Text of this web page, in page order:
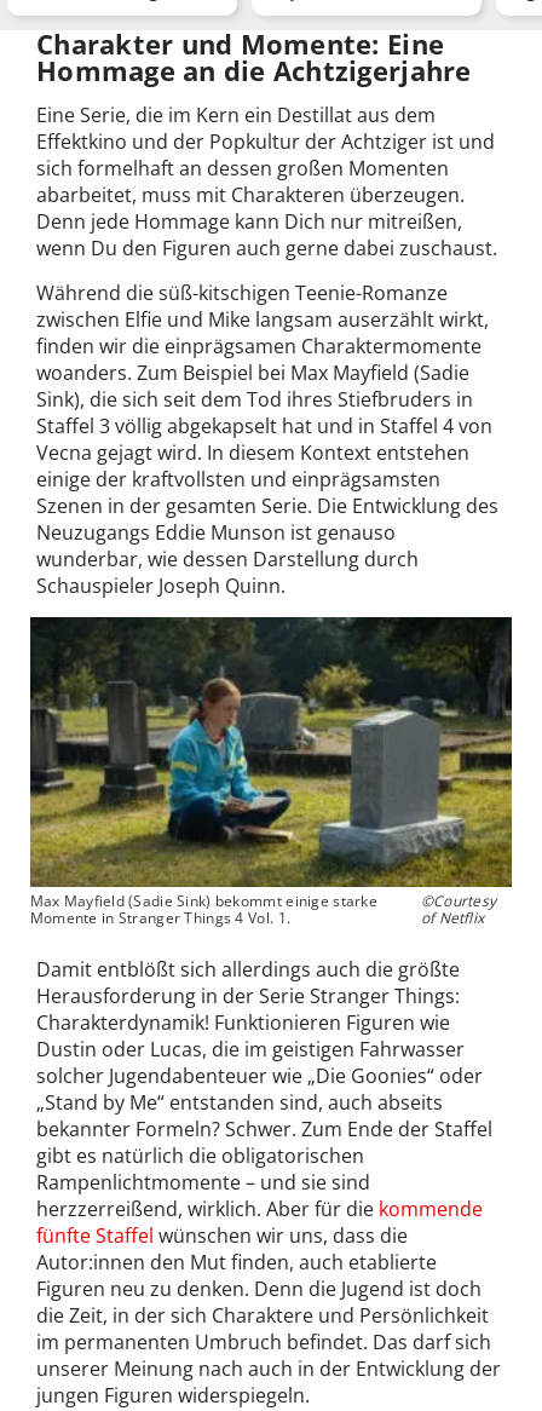
Gladiator II und mehr
wilden Neunziger
komme…
Charakter und Momente: Eine
Hommage an die Achtzigerjahre
Eine Serie, die im Kern ein Destillat aus dem
Effektkino und der Popkultur der Achtziger ist und
sich formelhaft an dessen großen Momenten
abarbeitet, muss mit Charakteren überzeugen.
Denn jede Hommage kann Dich nur mitreißen,
wenn Du den Figuren auch gerne dabei zuschaust.
Während die süß-kitschigen Teenie-Romanze
zwischen Elfie und Mike langsam auserzählt wirkt,
finden wir die einprägsamen Charaktermomente
woanders. Zum Beispiel bei Max Mayfield (Sadie
Sink), die sich seit dem Tod ihres Stiefbruders in
Staffel 3 völlig abgekapselt hat und in Staffel 4 von
Vecna gejagt wird. In diesem Kontext entstehen
einige der kraftvollsten und einprägsamsten
Szenen in der gesamten Serie. Die Entwicklung des
Neuzugangs Eddie Munson ist genauso
wunderbar, wie dessen Darstellung durch
Schauspieler Joseph Quinn.
Max Mayfield (Sadie Sink) bekommt einige starke
Momente in Stranger Things 4 Vol. 1.
©Courtesy
of Netflix
Damit entblößt sich allerdings auch die größte
Herausforderung in der Serie Stranger Things:
Charakterdynamik! Funktionieren Figuren wie
Dustin oder Lucas, die im geistigen Fahrwasser
solcher Jugendabenteuer wie „Die Goonies“ oder
„Stand by Me“ entstanden sind, auch abseits
bekannter Formeln? Schwer. Zum Ende der Staffel
gibt es natürlich die obligatorischen
Rampenlichtmomente – und sie sind
herzzerreißend, wirklich. Aber für die kommende
fünfte Staffel wünschen wir uns, dass die
Autor:innen den Mut finden, auch etablierte
Figuren neu zu denken. Denn die Jugend ist doch
die Zeit, in der sich Charaktere und Persönlichkeit
im permanenten Umbruch befindet. Das darf sich
unserer Meinung nach auch in der Entwicklung der
jungen Figuren widerspiegeln.